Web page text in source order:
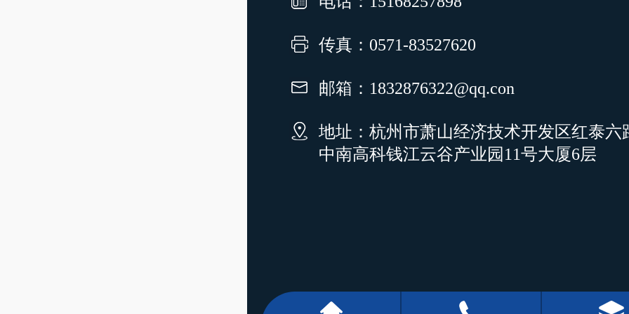
传真：0571-83527620
邮箱：1832876322@qq.con
地址：杭州市萧山经济技术开发区红泰六
中南高科钱江云谷产业园11号大厦6层